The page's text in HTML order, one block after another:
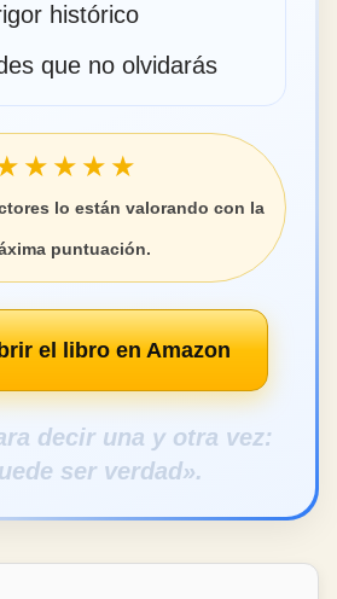
histórico
que no olvidarás
lo están valorando con la
puntuación.
el libro en Amazon
decir una y otra vez:
ser verdad».